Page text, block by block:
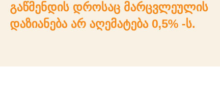
გაწმენდის დროსაც მარცვლეულის
დაზიანება არ აღემატება 0,5% -ს.